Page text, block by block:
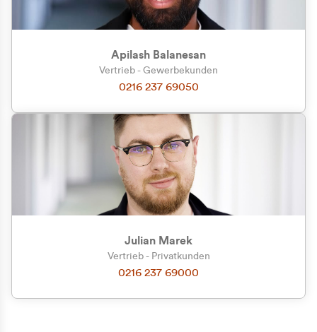
Zu welcher Kundengruppe
gehören Sie?
Privatkunde (inkl. MwSt.)
Geschäftskunde (exkl. MwSt.)
Apilash Balanesan
Vertrieb - Gewerbekunden
0216 237 69050
Julian Marek
Vertrieb - Privatkunden
0216 237 69000